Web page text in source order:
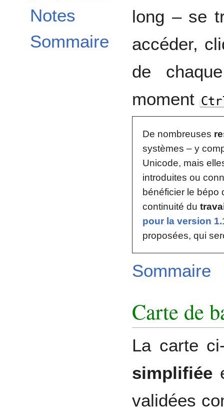
Notes
Sommaire
long – se
accéder,
de
moment
De nombreuses
systèmes – y
Unicode, mais
introduites ou
bénéficier le bépo
continuité du
pour la version
proposées, qui
Sommaire
Carte de
La carte
simplifiée
validées